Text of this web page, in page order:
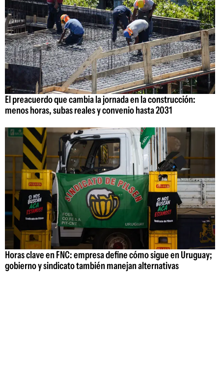
El preacuerdo que cambia la jornada en la construcción:
menos horas, subas reales y convenio hasta 2031
Horas clave en FNC: empresa define cómo sigue en Uruguay;
gobierno y sindicato también manejan alternativas